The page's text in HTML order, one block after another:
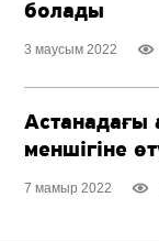
болады
3 маусым 2022
Астанадағы
меншігіне
7 мамыр 2022